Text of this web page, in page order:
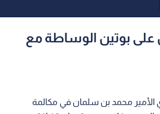
بوتين الوساطة مع
محمد بن سلمان في مكالمة